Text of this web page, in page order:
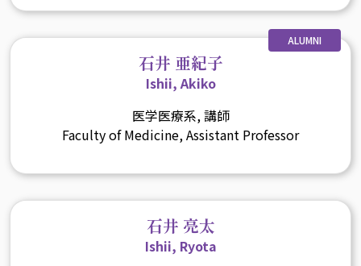
ALUMNI
石井 亜紀子
Ishii, Akiko
医学医療系, 講師
Faculty of Medicine, Assistant Professor
石井 亮太
Ishii, Ryota